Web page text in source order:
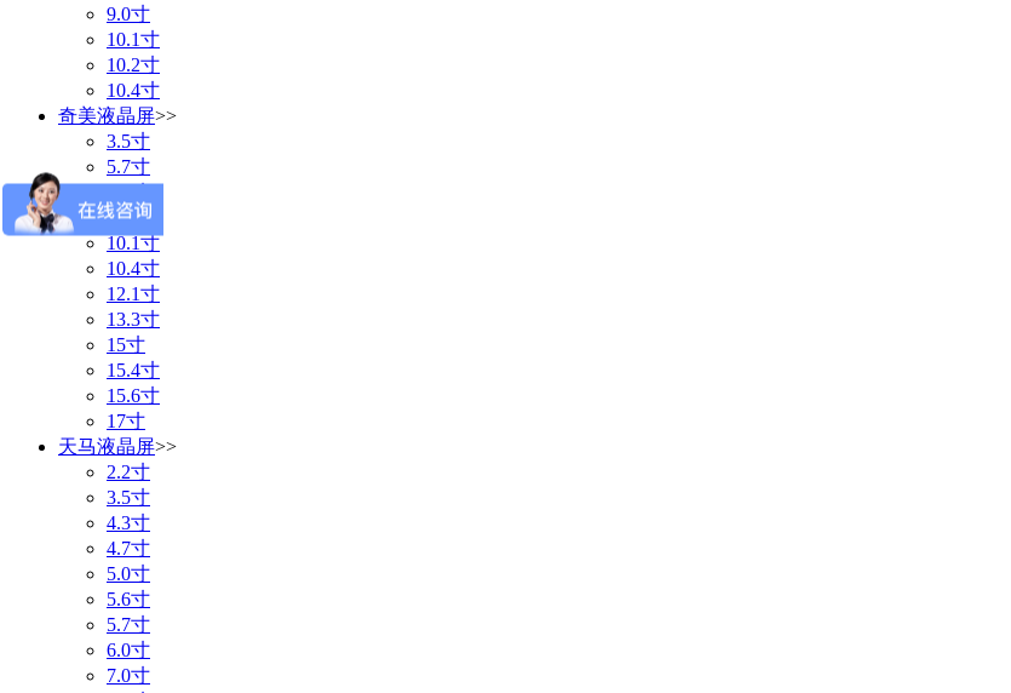
9.0寸
10.1寸
10.2寸
10.4寸
奇美液晶屏>>
3.5寸
5.7寸
8.0寸
10.1寸
10.4寸
12.1寸
13.3寸
15寸
15.4寸
15.6寸
17寸
天马液晶屏>>
2.2寸
3.5寸
4.3寸
4.7寸
5.0寸
5.6寸
5.7寸
6.0寸
7.0寸